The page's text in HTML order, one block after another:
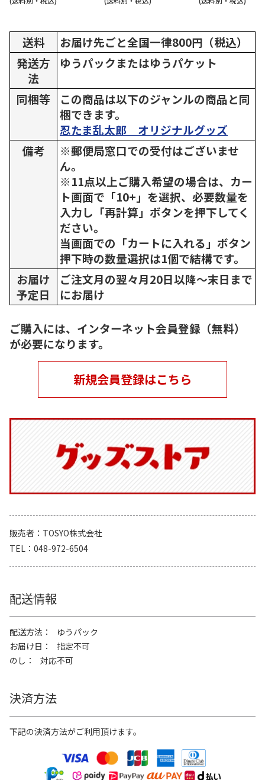
送料
お届け先ごと全国一律800円（税込）
発送方
法
ゆうパックまたはゆうパケット
同梱等
この商品は以下のジャンルの商品と同
梱できます。
忍たま乱太郎 オリジナルグッズ
備考
※郵便局窓口での受付はございませ
ん。
※11点以上ご購入希望の場合は、カー
ト画面で「10+」を選択、必要数量を
入力し「再計算」ボタンを押下してく
ださい。
当画面での「カートに入れる」ボタン
押下時の数量選択は1個で結構です。
お届け
予定日
ご注文月の翌々月20日以降～末日まで
にお届け
ご購入には、インターネット会員登録（無料）
が必要になります。
新規会員登録はこちら
販売者
TOSYO株式会社
TEL
048-972-6504
配送情報
配送方法
ゆうパック
お届け日
指定不可
のし
対応不可
決済方法
下記の決済方法がご利用頂けます。